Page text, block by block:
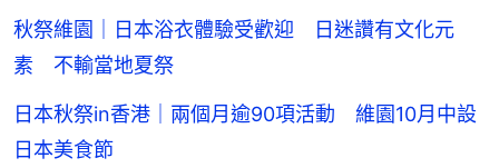
秋祭維園｜日本浴衣體驗受歡迎 日迷讚有文化元
素 不輸當地夏祭
日本秋祭in香港｜兩個月逾90項活動 維園10月中設
日本美食節